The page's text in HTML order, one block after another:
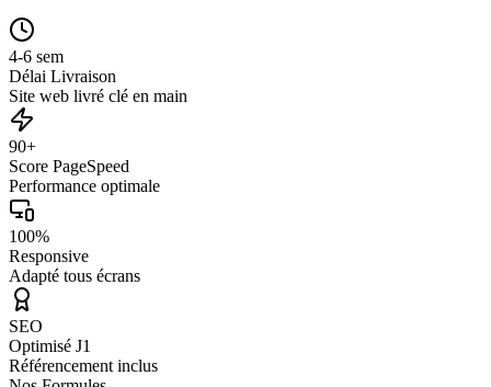
4-6 sem
Délai Livraison
Site web livré clé en main
90+
Score PageSpeed
Performance optimale
100%
Responsive
Adapté tous écrans
SEO
Optimisé J1
Référencement inclus